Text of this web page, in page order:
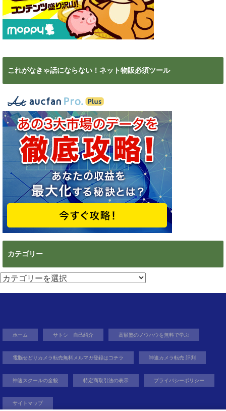
これがなきゃ話にならない！ネット物販必須ツール
カテゴリー
カ
ホーム サトシ 自己紹介 高額塾のノウハウを無料で学ぶ
電脳せどりカメラ転売無料メルマガ登録はコチラ 神速カメラ転売 評判
神速スクールの全貌 特定商取引法の表示 プライバシーポリシー
サイトマップ